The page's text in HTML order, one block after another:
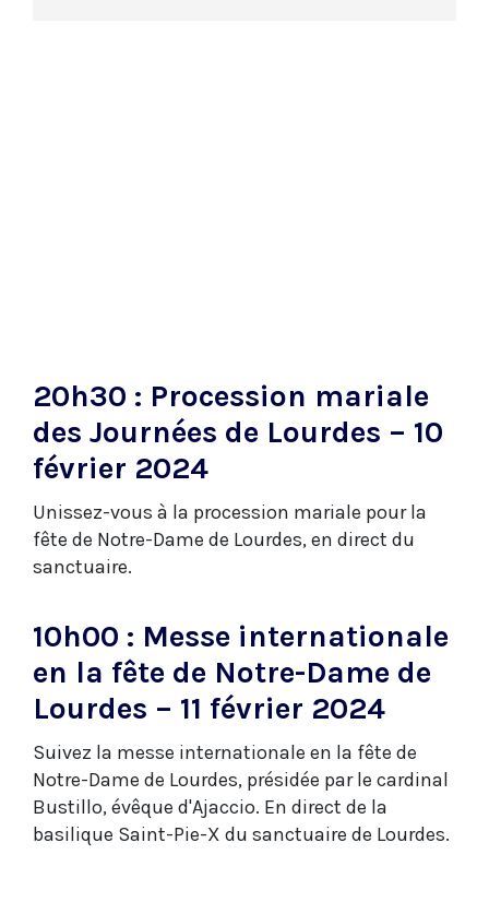
20h30 : Procession mariale
des Journées de Lourdes – 10
février 2024
Unissez-vous à la procession mariale pour la
fête de Notre-Dame de Lourdes, en direct du
sanctuaire.
10h00 : Messe internationale
en la fête de Notre-Dame de
Lourdes – 11 février 2024
Suivez la messe internationale en la fête de
Notre-Dame de Lourdes, présidée par le cardinal
Bustillo, évêque d'Ajaccio. En direct de la
basilique Saint-Pie-X du sanctuaire de Lourdes.